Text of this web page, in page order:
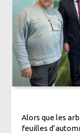
Alors que les
feuilles